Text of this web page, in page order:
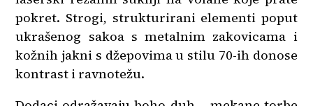
pokret. Strogi, strukturirani elementi poput
ukrašenog sakoa s metalnim zakovicama i
kožnih jakni s džepovima u stilu 70-ih donose
kontrast i ravnotežu.